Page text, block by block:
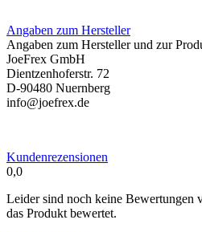
Angaben zum Hersteller
Angaben zum Hersteller und zur
JoeFrex GmbH
Dientzenhoferstr. 72
D-90480 Nuernberg
info@joefrex.de
Kundenrezensionen
0,0
Leider sind noch keine Bewertungen
das Produkt bewertet.